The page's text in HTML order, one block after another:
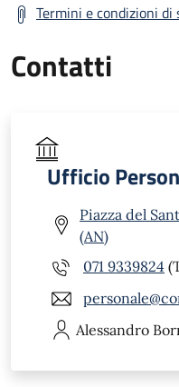
Termini e condizioni di
Contatti
Ufficio
Piazza del
(AN)
071 9339824
Alessandro